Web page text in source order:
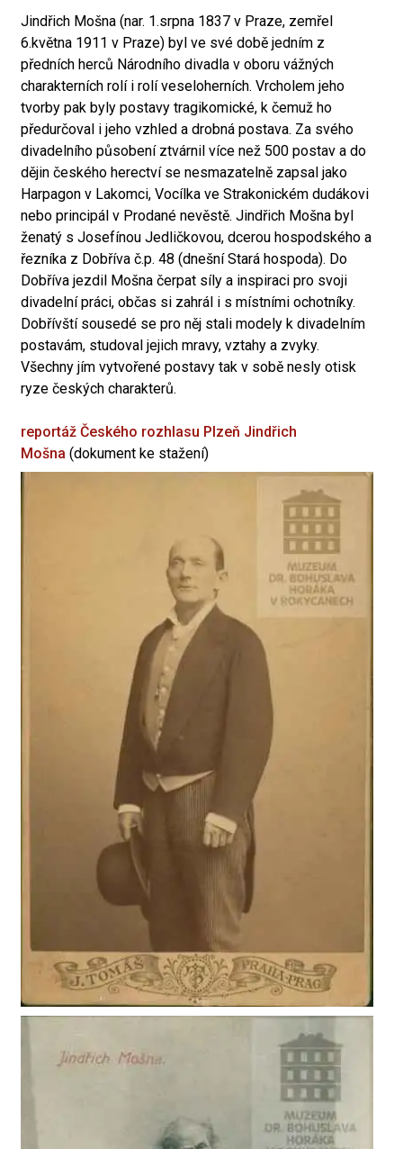
Jindřich Mošna (nar. 1.srpna 1837 v Praze, zemřel
6.května 1911 v Praze) byl ve své době jedním z
předních herců Národního divadla v oboru vážných
charakterních rolí i rolí veseloherních. Vrcholem jeho
tvorby pak byly postavy tragikomické, k čemuž ho
předurčoval i jeho vzhled a drobná postava. Za svého
divadelního působení ztvárnil více než 500 postav a do
dějin českého herectví se nesmazatelně zapsal jako
Harpagon v Lakomci, Vocílka ve Strakonickém dudákovi
nebo principál v Prodané nevěstě. Jindřich Mošna byl
ženatý s Josefínou Jedličkovou, dcerou hospodského a
řezníka z Dobříva č.p. 48 (dnešní Stará hospoda). Do
Dobříva jezdil Mošna čerpat síly a inspiraci pro svoji
divadelní práci, občas si zahrál i s místními ochotníky.
Dobřívští sousedé se pro něj stali modely k divadelním
postavám, studoval jejich mravy, vztahy a zvyky.
Všechny jím vytvořené postavy tak v sobě nesly otisk
ryze českých charakterů.
reportáž Českého rozhlasu Plzeň Jindřich
Mošna (dokument ke stažení)